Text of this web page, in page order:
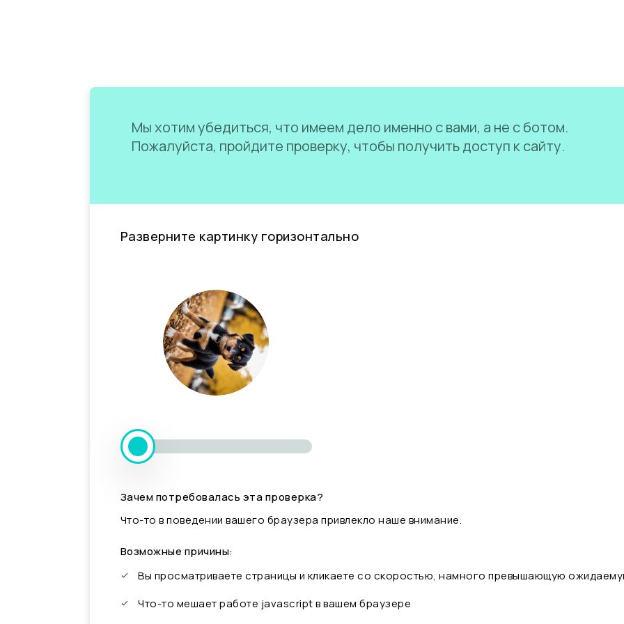
Мы хотим убедиться, что имеем дело именно с вами, а не с ботом.
Пожалуйста, пройдите проверку, чтобы получить доступ к сайту.
Разверните картинку горизонтально
Зачем потребовалась эта проверка?
Что-то в поведении вашего браузера привлекло наше внимание.
Возможные причины:
Вы просматриваете страницы и кликаете со скоростью, намного превышающую
Что-то мешает работе javascript в вашем браузере